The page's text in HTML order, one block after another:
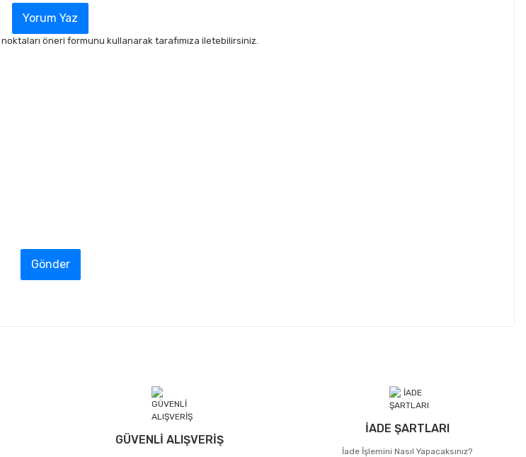
Yorum Yaz
öneri formunu kullanarak tarafımıza iletebilirsiniz.
Gönder
GÜVENLİ ALIŞVERİŞ
İADE ŞARTLARI
İade İşlemini Nasıl Yapacaksınız?